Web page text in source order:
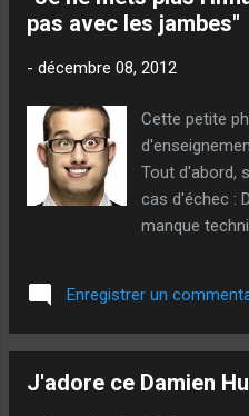
simplement ce
sentiments !
présent, c'est
propres
peur du
nuit des
d'avoir des
"différent",
pas avec les jambes"
- décembre 08, 2012
Cette petite
Tout d'abord,
cas d'échec :
manque
du déficit
essayer de le
jouer, il est
Enregistrer un
J'adore ce Damien